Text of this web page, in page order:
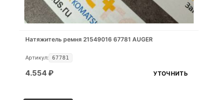
Натяжитель ремня 21549016 67781 AUGER
Артикул: 67781
4.554₽ УТОЧНИТЬ